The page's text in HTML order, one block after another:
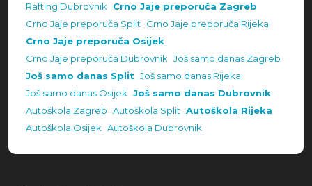
Rafting Dubrovnik Crno Jaje preporuča Zagreb
Crno Jaje preporuča Split Crno Jaje preporuča Rijeka
Crno Jaje preporuča Osijek
Crno Jaje preporuča Dubrovnik Još samo danas Zagreb
Još samo danas Split Još samo danas Rijeka
Još samo danas Osijek Još samo danas Dubrovnik
Autoškola Zagreb Autoškola Split Autoškola Rijeka
Autoškola Osijek Autoškola Dubrovnik